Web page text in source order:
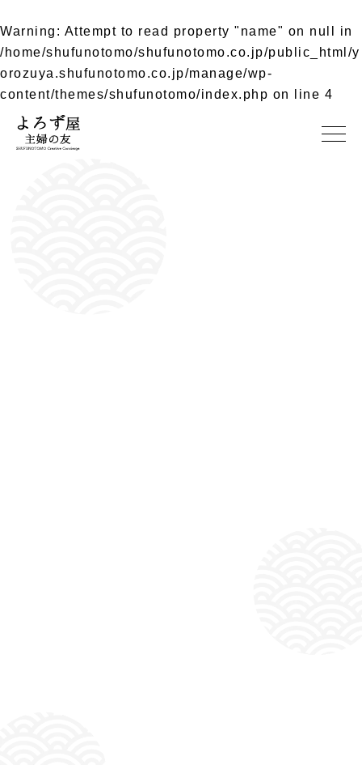
Warning : Attempt to read property "name" on null in
/home/shufunotomo/shufunotomo.co.jp/public_html/y
orozuya.shufunotomo.co.jp/manage/wp-
content/themes/shufunotomo/index.php on line 4